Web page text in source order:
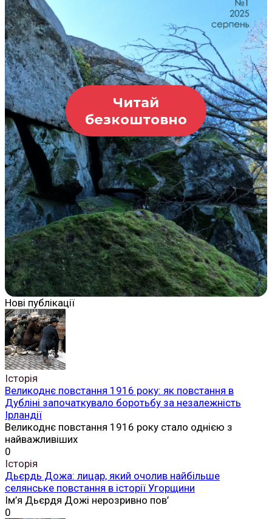
Читай
безкоштовно
Нові публікації
Історія
Великоднє повстання 1916 року: як повстання в
Дубліні започаткувало боротьбу за незалежність
Ірландії
Великоднє повстання 1916 року стало однією з
найважливіших
0
Історія
Дьєрдь Дожа: лицар, який очолив найбільше
селянське повстання в історії Угорщини
Ім’я Дьєрдя Дожі нерозривно пов’
0